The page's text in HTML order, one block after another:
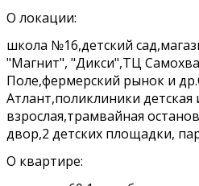
О локации:
школа №16,детский
"Магнит", "Дикси",ТЦ
Поле,фермерский рынок и
Атлант,поликлиники детская
взрослая,трамвайная
двор,2 детских площадки,
О квартире: